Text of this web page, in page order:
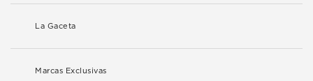
La Gaceta
Marcas Exclusivas